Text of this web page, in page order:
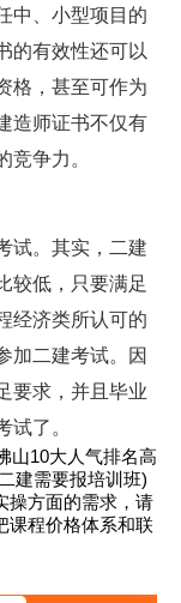
中、小型项目的
的有效性还可以
格，甚至可作为
造师证书不仅有
竞争力。
试。其实，二建
较低，只要满足
经济类所认可的
加二建考试。因
要求，并且毕业
试了。
山10大人气排名高
建需要报培训班)
操方面的需求，请
课程价格体系和联